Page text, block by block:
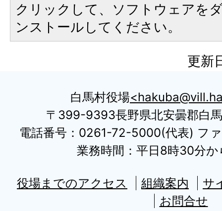
クリックして、ソフトウェアを
ンストールしてください。
更新
白馬村役場
〒399-9393長野県北安曇郡白
電話番号：0261-72-5000(代表) フ
業務時間：平日8時30分か
役場までのアクセス 組織案内
サ
お問合せ